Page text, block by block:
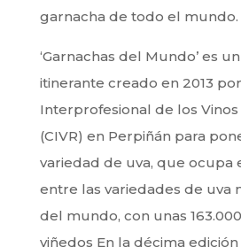
garnacha de todo el mundo.
‘Garnachas del Mundo’ es
itinerante creado en 2013
Interprofesional de los
(CIVR) en Perpiñán para
variedad de uva, que ocupa
entre las variedades de uva
del mundo, con unas
viñedos En la décima